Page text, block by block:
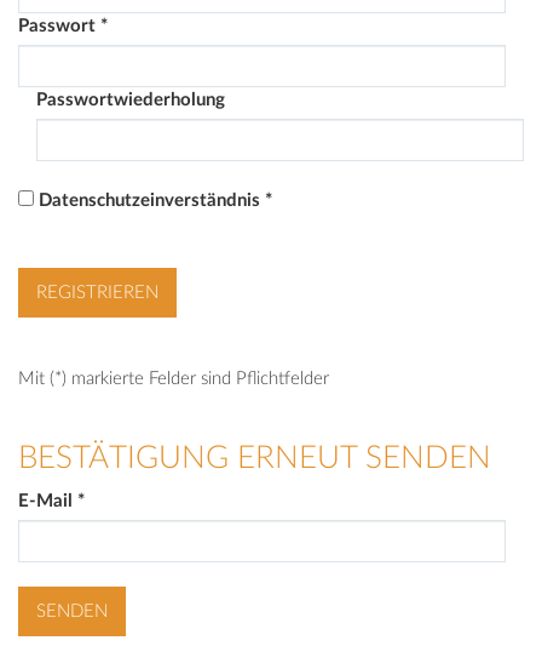
Passwort *
Passwortwiederholung
Datenschutzeinverständnis *
Mit (*) markierte Felder sind Pflichtfelder
BESTÄTIGUNG ERNEUT SENDEN
E-Mail *